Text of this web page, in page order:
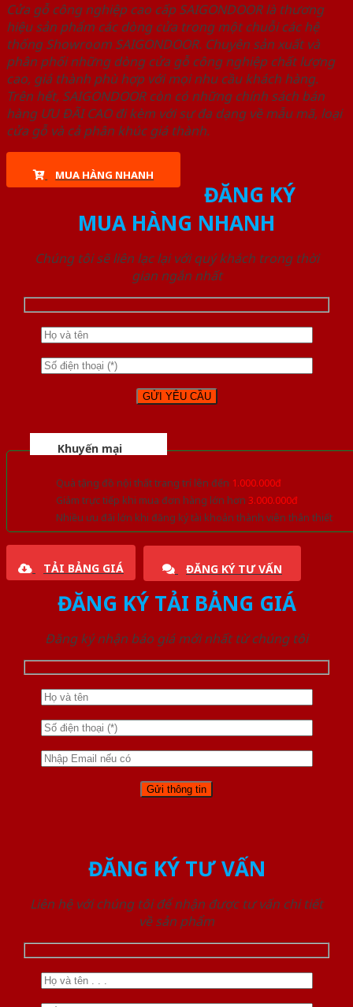
Cửa gỗ công nghiệp cao cấp SAIGONDOOR là thương
hiệu sản phẩm các dòng cửa trong một chuỗi các hệ
thống Showroom SAIGONDOOR. Chuyên sản xuất và
phân phối những dòng cửa gỗ công nghiệp chất lượng
cao, giá thành phù hợp với mọi nhu cầu khách hàng.
Trên hết, SAIGONDOOR còn có những chính sách bán
hàng ƯU ĐÃI CAO đi kèm với sự đa dạng về mẫu mã, loại
cửa gỗ và cả phân khúc giá thành.
MUA HÀNG NHANH
ĐĂNG KÝ
MUA HÀNG NHANH
Chúng tôi sẽ liên lạc lại với quý khách trong thời
gian ngắn nhất
Khuyến mại
Quà tặng đồ nội thất trang trí lên đến 1.000.000đ
Giảm trực tiếp khi mua đơn hàng lớn hơn 3.000.000đ
Nhiều ưu đãi lớn khi đăng ký tài khoản thành viên thân thiết
TẢI BẢNG GIÁ ĐĂNG KÝ TƯ VẤN
ĐĂNG KÝ TẢI BẢNG GIÁ
Đăng ký nhận báo giá mới nhất từ chúng tôi
ĐĂNG KÝ TƯ VẤN
Liên hệ với chúng tôi để nhận được tư vấn chi tiết
về sản phẩm